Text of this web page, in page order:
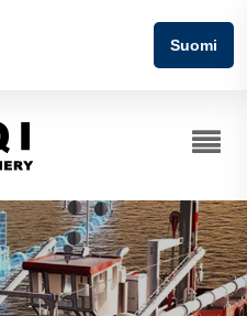
Suomi